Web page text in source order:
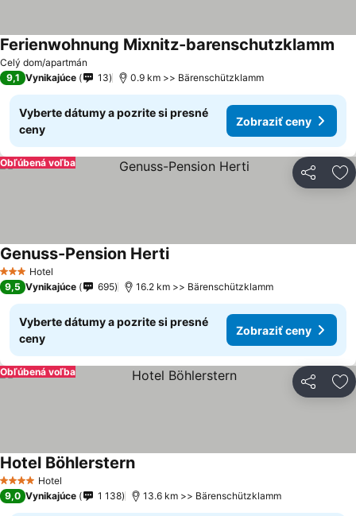
Celý dom/apartmán
Ferienwohnung Mixnitz-barenschutzklamm
9,1 Vynikajúce 13 0.9 km >> Bärenschützklamm
Vyberte dátumy a pozrite si presné
ceny
Zobraziť ceny
Zdieľať
Obľúbená voľba
3 Počet hviezdičiek
Hotel
Genuss-Pension HertiZobraziť ceny
9,5 Vynikajúce 695 16.2 km >> Bärenschützklamm
Vyberte dátumy a pozrite si presné
ceny
Zobraziť ceny
Zdieľať
Obľúbená voľba
4 Počet hviezdičiek
Hotel
Hotel BöhlersternZobraziť ceny
9,0 Vynikajúce 1 138 13.6 km >> Bärenschützklamm